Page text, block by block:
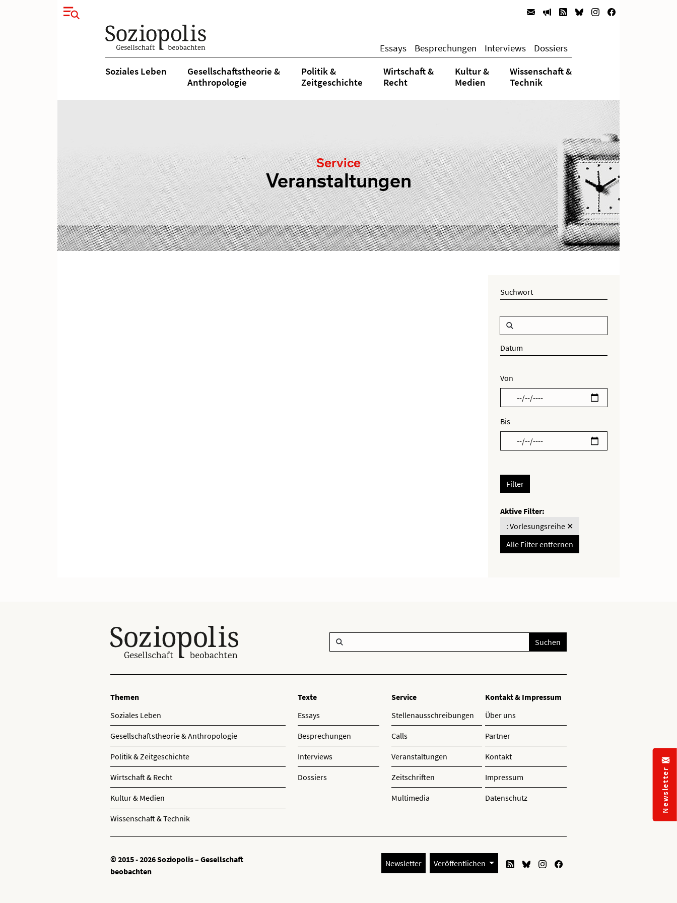
Essays Besprechungen Interviews
Dossiers
Soziales Leben
Gesellschaftstheorie &
Anthropologie
Politik &
Zeitgeschichte
Wirtschaft &
Recht
Kultur &
Medien
Wissenschaft &
Technik
Service
Veranstaltungen
Suchwort
Datum
Von
Bis
Filter
Aktive Filter:
: Vorlesungsreihe ✕
Alle Filter entfernen
Suchen
Themen
Soziales Leben
Gesellschaftstheorie & Anthropologie
Politik & Zeitgeschichte
Wirtschaft & Recht
Kultur & Medien
Wissenschaft & Technik
Texte
Essays
Besprechungen
Interviews
Dossiers
Service
Stellenausschreibungen
Calls
Veranstaltungen
Zeitschriften
Multimedia
Kontakt & Impressum
Über uns
Partner
Kontakt
Impressum
Datenschutz
© 2015 - 2026 Soziopolis – Gesellschaft
beobachten
Newsletter Veröffentlichen
Newsletter